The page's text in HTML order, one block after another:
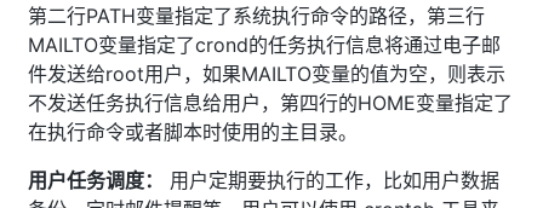
第二行PATH变量指定了系统执行命令的路径，第三行
MAILTO变量指定了crond的任务执行信息将通过电子邮
件发送给root用户，如果MAILTO变量的值为空，则表示
不发送任务执行信息给用户，第四行的HOME变量指定了
在执行命令或者脚本时使用的主目录。
用户任务调度：
用户定期要执行的工作，比如用户数据